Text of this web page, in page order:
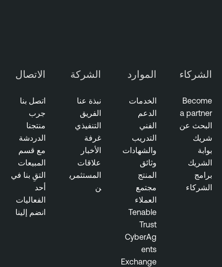
الشركاء
Become
a partner
البحث عن
شريك
بوابة
الشريك
برامج
الشركاء
الموارد
الخدمات
الدعم
الفني
التدريب
والشهادات
وثائق
المنتج
مجتمع
العملاء
Tenable
Trust
CyberAg
ents
Exchange
الشركة
نبذة عنا
الفريق
التنفيذي
غرفة
الأخبار
علاقات
المستثمري
ن
الاتصال
اتصل بنا
جرب
منتجنا
الدردشة
مع قسم
المبيعات
التقِ بنا في
أحد
الفعاليات
انضم إلينا